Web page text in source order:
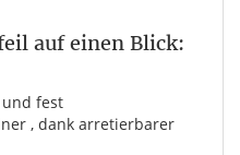
auf einen Blick:
fest
, dank arretierbarer